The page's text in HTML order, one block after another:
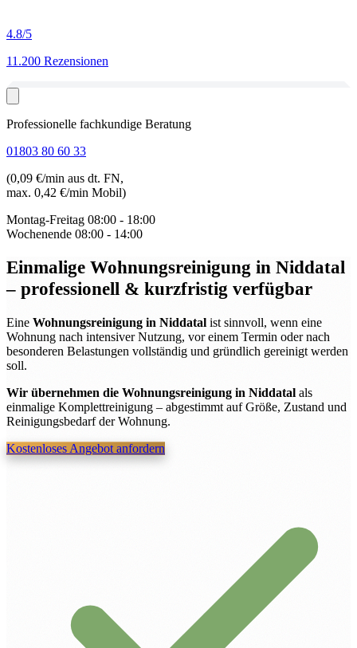
4.8/5
11.200 Rezensionen
Professionelle fachkundige Beratung
01803 80 60 33
(0,09 €/min aus dt. FN,
max. 0,42 €/min Mobil)
Montag-Freitag 08:00 - 18:00
Wochenende 08:00 - 14:00
Einmalige Wohnungsreinigung in Niddatal
– professionell & kurzfristig verfügbar
Eine Wohnungsreinigung in Niddatal ist sinnvoll, wenn eine
Wohnung nach intensiver Nutzung, vor einem Termin oder nach
besonderen Belastungen vollständig und gründlich gereinigt werden
soll.
Wir übernehmen die Wohnungsreinigung in Niddatal als
einmalige Komplettreinigung – abgestimmt auf Größe, Zustand und
Reinigungsbedarf der Wohnung.
Kostenloses Angebot anfordern